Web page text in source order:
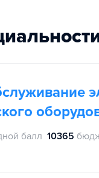
балл 10365